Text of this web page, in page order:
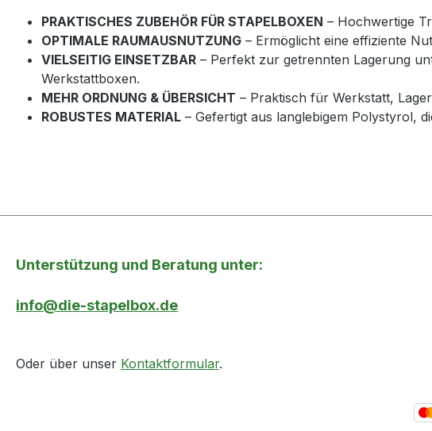
PRAKTISCHES ZUBEHÖR FÜR STAPELBOXEN – Hochwertige
OPTIMALE RAUMAUSNUTZUNG – Ermöglicht eine effiziente
VIELSEITIG EINSETZBAR – Perfekt zur getrennten Lagerung
Werkstattboxen.
MEHR ORDNUNG & ÜBERSICHT – Praktisch für Werkstatt,
ROBUSTES MATERIAL – Gefertigt aus langlebigem Polystyrol,
Unterstützung und Beratung unter:
info@die-stapelbox.de
Oder über unser Kontaktformular.